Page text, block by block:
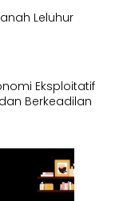
Leluhur
Eksploitatif
Berkeadilan